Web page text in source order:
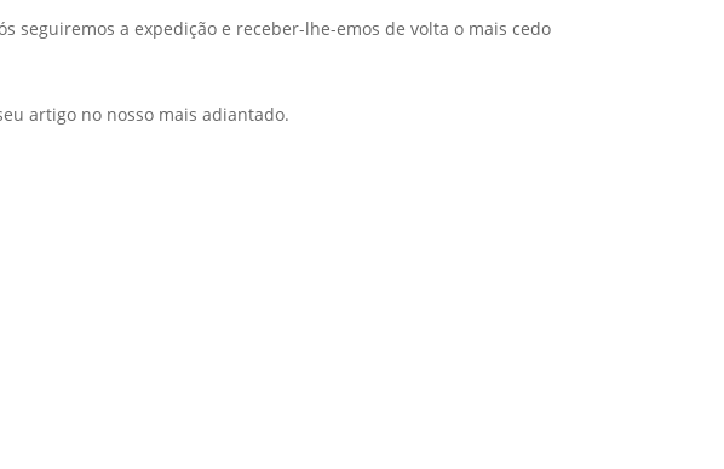
seguiremos a expedição e receber-lhe-emos de volta o mais cedo
artigo no nosso mais adiantado.